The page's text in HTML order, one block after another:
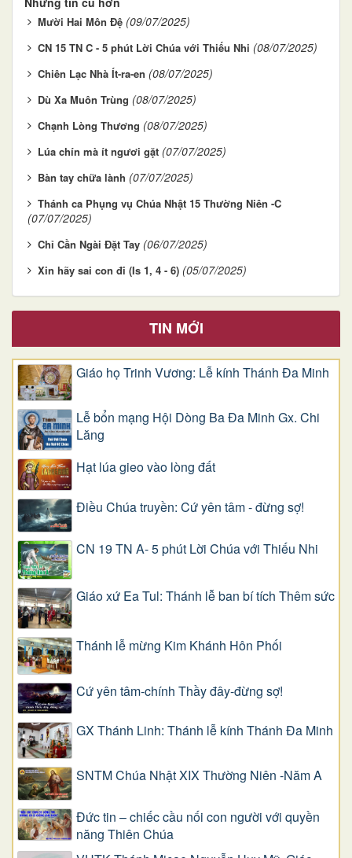
Mười Hai Môn Đệ (09/07/2025)
CN 15 TN C - 5 phút Lời Chúa với Thiếu Nhi (08/07/2025)
Chiên Lạc Nhà Ít-ra-en (08/07/2025)
Dù Xa Muôn Trùng (08/07/2025)
Chạnh Lòng Thương (08/07/2025)
Lúa chín mà ít ngươi gặt (07/07/2025)
Bàn tay chữa lành (07/07/2025)
Thánh ca Phụng vụ Chúa Nhật 15 Thường Niên -C
(07/07/2025)
Chỉ Cần Ngài Đặt Tay (06/07/2025)
Xin hãy sai con đi (Is 1, 4 - 6) (05/07/2025)
TIN MỚI
Giáo họ Trinh Vương: Lễ kính Thánh Đa Minh
Lễ bổn mạng Hội Dòng Ba Đa Minh Gx. Chi
Lăng
Hạt lúa gieo vào lòng đất
Điều Chúa truyền: Cứ yên tâm - đừng sợ!
CN 19 TN A- 5 phút Lời Chúa với Thiếu Nhi
Giáo xứ Ea Tul: Thánh lễ ban bí tích Thêm sức
Thánh lễ mừng Kim Khánh Hôn Phối
Cứ yên tâm-chính Thầy đây-đừng sợ!
GX Thánh Linh: Thánh lễ kính Thánh Đa Minh
SNTM Chúa Nhật XIX Thường Niên -Năm A
Đức tin – chiếc cầu nối con người với quyền
năng Thiên Chúa